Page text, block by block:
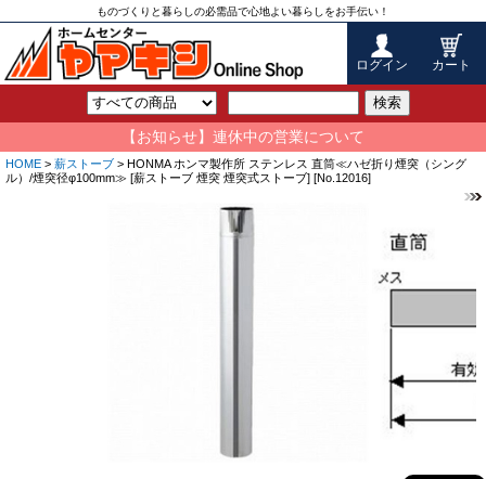
ものづくりと暮らしの必需品で心地よい暮らしをお手伝い！
ログイン カート
検索
【お知らせ】連休中の営業について
HOME > 薪ストーブ > HONMA ホンマ製作所 ステンレス 直筒≪ハゼ折り煙突（シング
ル）/煙突径φ100mm≫ [薪ストーブ 煙突 煙突式ストーブ] [No.12016]